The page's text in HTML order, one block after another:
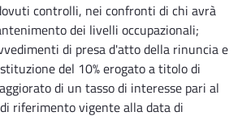
controlli, nei confronti di chi avrà
dei livelli occupazionali;
di presa d'atto della rinuncia e
del 10% erogato a titolo di
di un tasso di interesse pari al
riferimento vigente alla data di